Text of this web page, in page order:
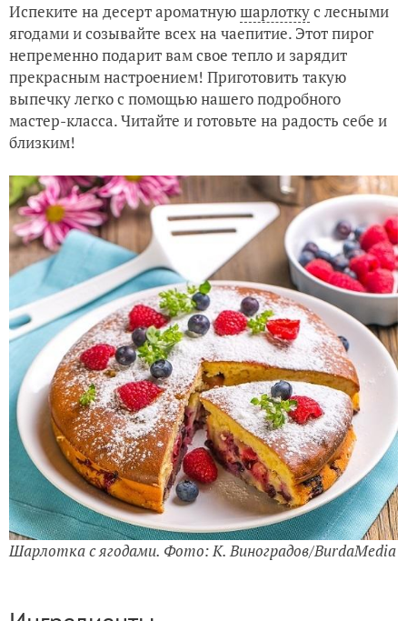
Испеките на десерт ароматнуюшарлоткус лесными
ягодами и созывайте всех на чаепитие. Этот пирог
непременно подарит вам свое тепло и зарядит
прекрасным настроением! Приготовить такую
выпечку легко с помощью нашего подробного
мастер-класса. Читайте и готовьте на радость себе и
близким!
Шарлотка с ягодами. Фото: К. Виноградов/BurdaMedia